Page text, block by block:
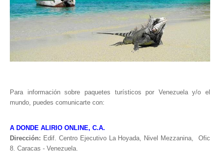
Para información sobre paquetes turísticos por Venezuela y/o el
mundo, puedes comunicarte con:
A DONDE ALIRIO ONLINE, C.A.
Dirección: Edif. Centro Ejecutivo La Hoyada, Nivel Mezzanina, Ofic
8. Caracas - Venezuela.